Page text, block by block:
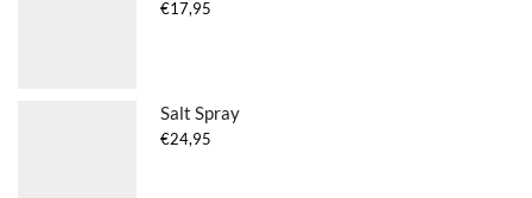
€17,95
Salt Spray
€24,95